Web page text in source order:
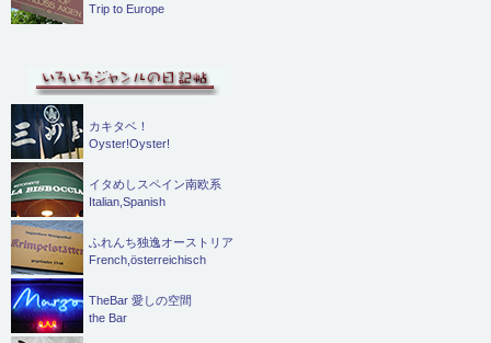
Trip to Europe
カキタベ！
Oyster!Oyster!
イタめしスペイン南欧系
Italian,Spanish
ふれんち独逸オーストリア
French,österreichisch
TheBar 愛しの空間
the Bar